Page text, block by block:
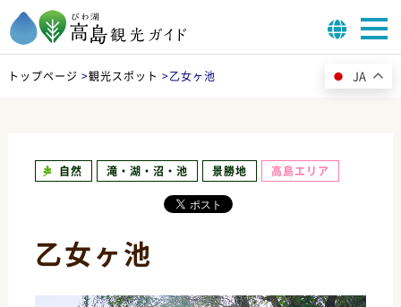
トップページ >観光スポット >乙女ヶ池
自然 滝・湖・沼・池 景勝地 高島エリア
乙女ヶ池
JA